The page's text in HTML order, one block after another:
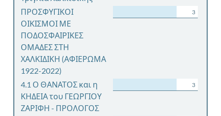
ΠΡΟΣΦΥΓΙΚΟΙ
ΟΙΚΙΣΜΟΙ ΜΕ
ΠΟΔΟΣΦΑΙΡΙΚΕΣ
ΟΜΑΔΕΣ ΣΤΗ
ΧΑΛΚΙΔΙΚΗ (ΑΦΙΕΡΩΜΑ
1922-2022)
3
4.1 Ο ΘΑΝΑΤΟΣ και η
ΚΗΔΕΙΑ του ΓΕΩΡΓΙΟΥ
ΖΑΡΙΦΗ - ΠΡΟΛΟΓΟΣ
3